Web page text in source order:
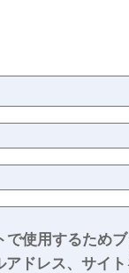
で使用するため
ドレス、サイト